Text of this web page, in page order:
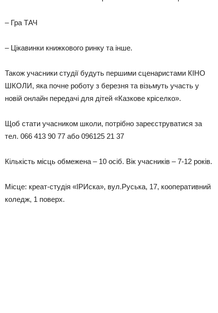
– Гра ТАЧ
– Цікавинки книжкового ринку та інше.
Також учасники студії будуть першими сценаристами КІНО
ШКОЛИ, яка почне роботу з березня та візьмуть участь у
новій онлайн передачі для дітей «Казкове кріселко».
Щоб стати учасником школи, потрібно зареєструватися за
тел. 066 413 90 77 або 096125 21 37
Кількість місць обмежена – 10 осіб. Вік учасників – 7-12 років.
Місце: креат-студія «ІРИска», вул.Руська, 17, кооперативний
коледж, 1 поверх.